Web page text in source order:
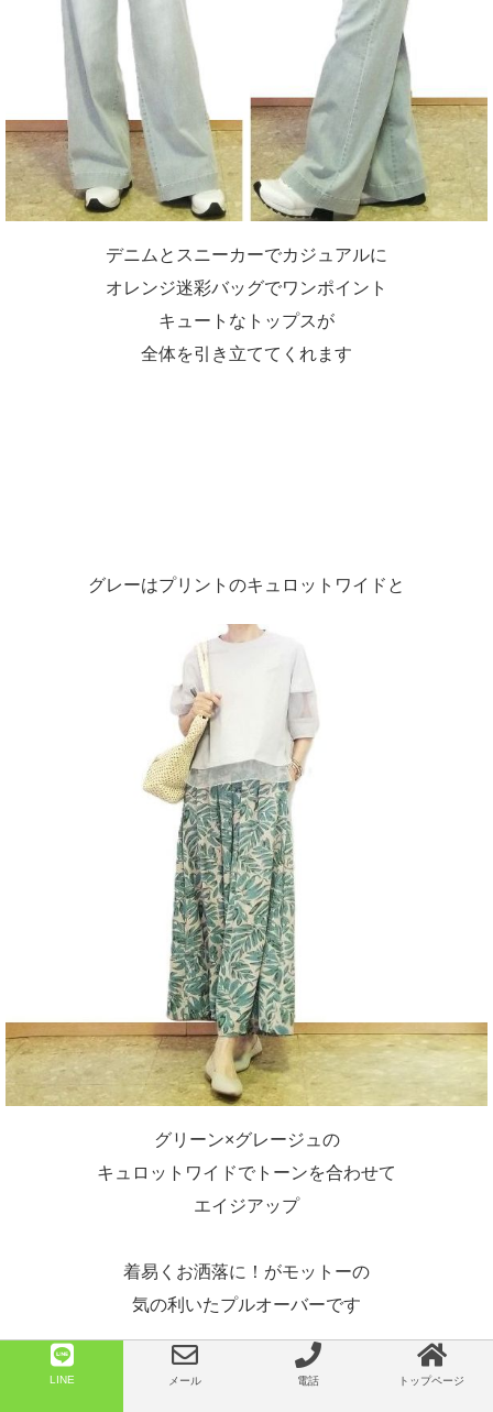
デニムとスニーカーでカジュアルに
オレンジ迷彩バッグでワンポイント
キュートなトップスが
全体を引き立ててくれます
グレーはプリントのキュロットワイドと
グリーン×グレージュの
キュロットワイドでトーンを合わせて
エイジアップ
着易くお洒落に！がモットーの
気の利いたプルオーバーです
LINE メール 電話 トップページ